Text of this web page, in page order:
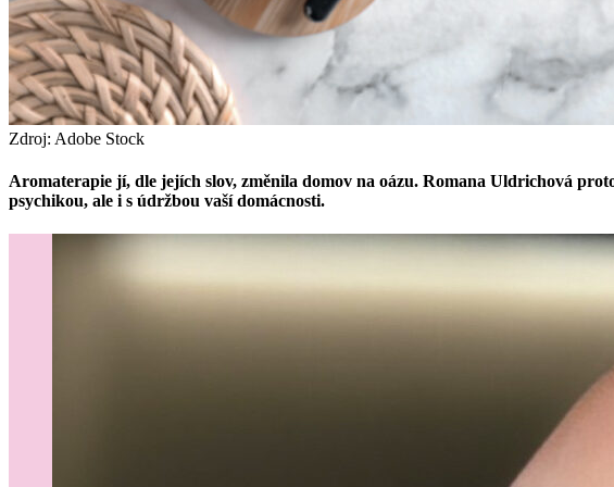
Zdroj: Adobe Stock
Aromaterapie jí, dle jejích slov, změnila domov na oázu. Romana Uldrichová
psychikou, ale i s údržbou vaší domácnosti.